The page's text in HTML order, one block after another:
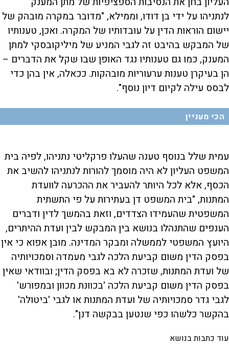
לנתניהו על ידי בן דודו, וממילא, "מדובר במקרה מובהק של
יישום הוראות הדין על עובדותיו של המקרה. ואכן, טענותיו
של המבקש בהיבט זה לגבי המניע של מיליקובסקי למתן
המענק, כמו גם טענותיו נגד האופן שבו שקל את הדברים –
הן בעיקרן טענות ערעוריות מובהקות. ככאלה, אין בהן כדי
לבסס עילה לקיום דיון נוסף".
הכי מעניין
עמית שלל בנוסף טענה שהעלו פרקליטי נתניהו, לפיה בית
המשפט העליון לא היה מוסמך להורות לנתניהו להשיב את
הכסף, אלא לכל היותר להעביר את ההכרעה לוועדת
המתנות, "בית המשפט דן בעתירות על פי התשתית
המשפטית שהעמידו הצדדים, וזאת בהמשך לדין ודברים
הענפים שהתנהלו בנושא בין המבקש לבין ועדת ההיתרים,
היועץ המשפטי לממשלה ומבקר המדינה. מובן אפוא כי אין
בפסק הדין משום קביעת הלכה לגבי מעמדה וסמכויותיה
של ועדת המתנות, שזכרה לא בא בפסק הדין; ובוודאי שאין
בפסק הדין משום קביעת הלכה 'בכוונת מכוון ובמפורש'
לגבי גדר סמכויותיה של ועדת המתנות או לגבי 'ביטולה'
בהקשר כלשהו כפי שנטען בבקשה דנן".
עוד כתבות בנושא